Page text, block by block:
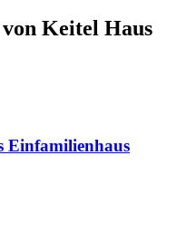
Keitel Haus
Einfamilienhaus